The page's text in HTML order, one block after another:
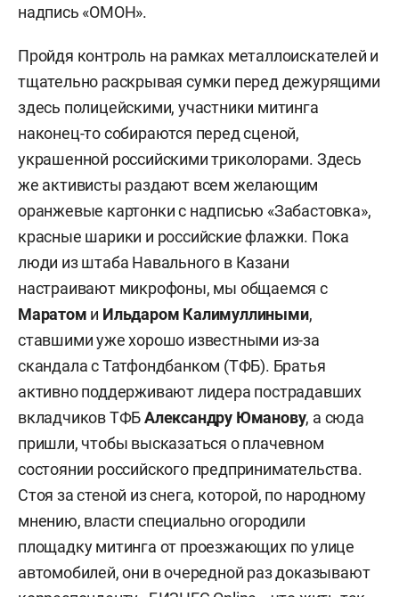
надпись «ОМОН».
Пройдя контроль на рамках металлоискателей и
тщательно раскрывая сумки перед дежурящими
здесь полицейскими, участники митинга
наконец-то собираются перед сценой,
украшенной российскими триколорами. Здесь
же активисты раздают всем желающим
оранжевые картонки с надписью «Забастовка»,
красные шарики и российские флажки. Пока
люди из штаба Навального в Казани
настраивают микрофоны, мы общаемся с
Маратом и Ильдаром Калимуллиными,
ставшими уже хорошо известными из-за
скандала с Татфондбанком (ТФБ). Братья
активно поддерживают лидера пострадавших
вкладчиков ТФБАлександру Юманову, а сюда
пришли, чтобы высказаться о плачевном
состоянии российского предпринимательства.
Стоя за стеной из снега, которой, по народному
мнению, власти специально огородили
площадку митинга от проезжающих по улице
автомобилей, они в очередной раз доказывают